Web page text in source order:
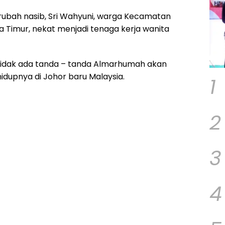
nasib, Sri Wahyuni, warga Kecamatan
Timur, nekat menjadi tenaga kerja wanita
ada tanda – tanda Almarhumah akan
di Johor baru Malaysia.
1
2
3
4